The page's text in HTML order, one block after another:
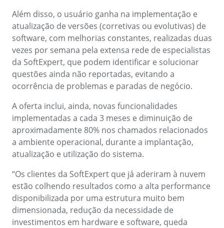
FMEA
Gamification
Incident
Inspection
Kanban
Knowledge Base
Maintenance
MSA
OKR
PDM
Portfolio
Protocol
Storeroom
Drive
FMEA
Gamification
Inspection
Kanban
Maintenance
Meeting
ISO 22301
ISO 31000
ISO 26000
ISO 37001
ISO 15100
ISO 19011
ISO 45001
Além disso, o usuário ganha na implementação e
atualização de versões (corretivas ou evolutivas) de
software, com melhorias constantes, realizadas duas
vezes por semana pela extensa rede de especialistas
da SoftExpert, que podem identificar e solucionar
questões ainda não reportadas, evitando a
ocorrência de problemas e paradas de negócio.
A oferta inclui, ainda, novas funcionalidades
implementadas a cada 3 meses e diminuição de
aproximadamente 80% nos chamados relacionados
a ambiente operacional, durante a implantação,
atualização e utilização do sistema.
“Os clientes da SoftExpert que já aderiram à nuvem
estão colhendo resultados como a alta performance
disponibilizada por uma estrutura muito bem
dimensionada, redução da necessidade de
investimentos em hardware e software, queda